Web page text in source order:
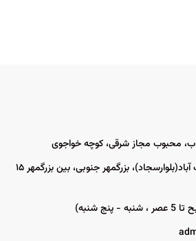
محبوب مجاز شرقی، کوچه خواجوی
آدرس: مشهد، بلوارملک آباد(بلوارسجاد)، بزرگمهر جنوبی، بین بزرگمهر ۱۵